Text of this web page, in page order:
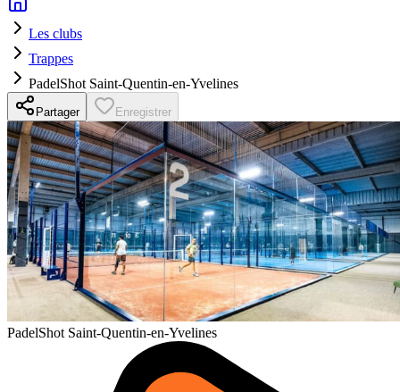
Les clubs
Trappes
PadelShot Saint-Quentin-en-Yvelines
Partager Enregistrer
PadelShot Saint-Quentin-en-Yvelines